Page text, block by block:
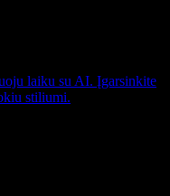
laiku su AI. Įgarsinkite
stiliumi.